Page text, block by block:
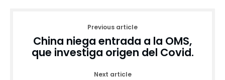
Previous article
China niega entrada a la OMS,
que investiga origen del Covid.
Next article